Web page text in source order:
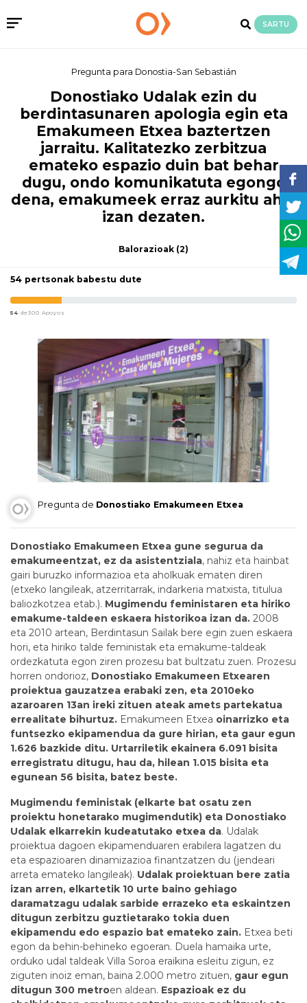
SARTU
Pregunta para Donostia-San Sebastián
Donostiako Udalak ezin du
berdintasunaren apologia egin eta
Emakumeen Etxea baztertzen
jarraitu. Kalitatezko zerbitzua
emateko espazio duin bat behar
dugu, ondo komunikatuta egongo
dena, emakumeek erraz aurkitu ahal
izan dezaten.
Balorazioak (2)
54 pertsonak babestu dute
54 de300 Apoyos
Pregunta de Donostiako Emakumeen Etxea
Donostiako Emakumeen Etxea gune segurua da
emakumeentzat, ez da asistentziala, nahiz eta hainbat
gairi buruzko informazioa eta aholkuak ematen diren
(etxeko langileak, atzerritarrak, indarkeria matxista, titulua
baliozkotzea etab.). Mugimendu feministaren eta hiriko
emakume-taldeen eskaera historikoa izan da. 2008
eta 2010 artean, Berdintasun Sailak bere egin zuen eskaera
hori, eta hiriko talde feministak eta emakume-taldeak
ordezkatuta egon ziren prozesu bat bultzatu zuen. Prozesu
horren ondorioz, Donostiako Emakumeen Etxearen
proiektua gauzatzea erabaki zen, eta 2010eko
azaroaren 13an ireki zituen ateak amets partekatua
errealitate bihurtuz. Emakumeen Etxea oinarrizko eta
funtsezko ekipamendua da gure hirian, eta gaur egun
1.626 bazkide ditu. Urtarriletik ekainera 6.091 bisita
erregistratu ditugu, hau da, hilean 1.015 bisita eta
egunean 56 bisita, batez beste.
Mugimendu feministak (elkarte bat osatu zen
proiektu honetarako mugimendutik) eta Donostiako
Udalak elkarrekin kudeatutako etxea da. Udalak
proiektua dagoen ekipamenduaren erabilera lagatzen du
eta espazioaren dinamizazioa finantzatzen du (jendeari
arreta emateko langileak). Udalak proiektuan bere zatia
izan arren, elkartetik 10 urte baino gehiago
daramatzagu udalak sarbide errazeko eta eskaintzen
ditugun zerbitzu guztietarako tokia duen
ekipamendu edo espazio bat emateko zain. Etxea beti
egon da behin-behineko egoeran. Duela hamaika urte,
orduko udal taldeak Villa Soroa eraikina esleitu zigun, ez
ziguten inoiz eman, baina 2.000 metro zituen, gaur egun
ditugun 300 metroen aldean. Espazioak ez du